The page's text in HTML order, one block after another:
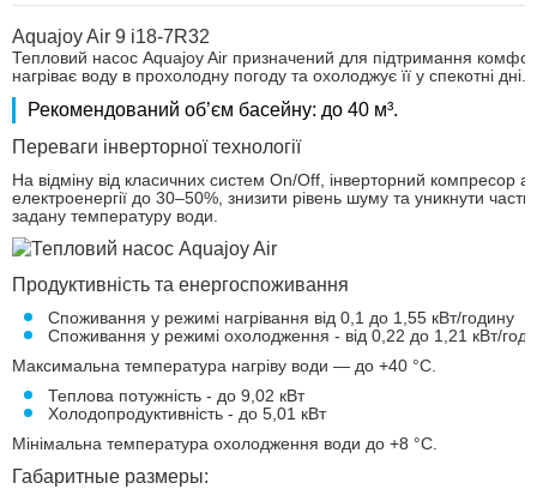
Aquajoy Air 9 i18-7R32
Тепловий насос Aquajoy Air призначений для підтримання
нагріває воду в прохолодну погоду та охолоджує її у спекотні дні.
Рекомендований об’єм басейну: до 40 м³.
Переваги інверторної технології
На відміну від класичних систем On/Off, інверторний
електроенергії до 30–50%, знизити рівень шуму та уникнути
задану температуру води.
Продуктивність та енергоспоживання
Споживання у режимі нагрівання від 0,1 до 1,55 кВт/годину
Споживання у режимі охолодження - від 0,22 до 1,21 кВт/
Максимальна температура нагріву води — до +40 °C.
Теплова потужність - до 9,02 кВт
Холодопродуктивність - до 5,01 кВт
Мінімальна температура охолодження води до +8 °C.
Габаритные размеры: